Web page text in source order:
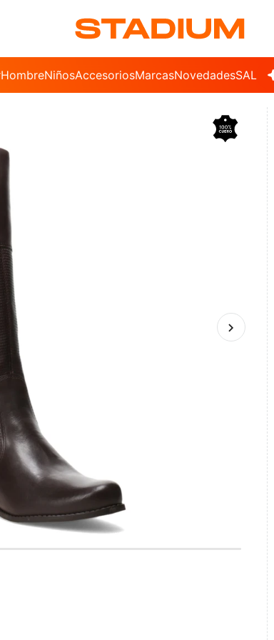
HombreNiñosAccesoriosMarcasNovedadesSALE